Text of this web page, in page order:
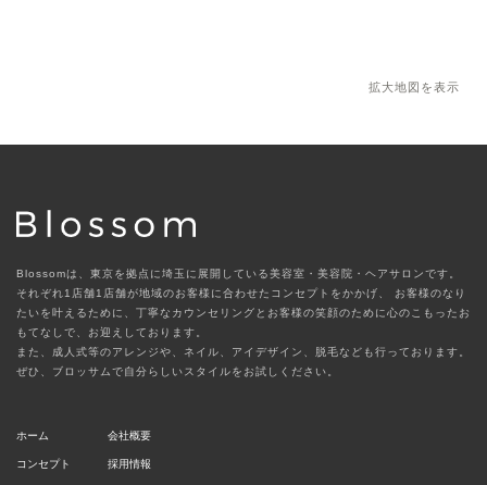
拡大地図を表示
Blossomは、東京を拠点に埼玉に展開している美容室・美容院・ヘアサロンです。
それぞれ1店舗1店舗が地域のお客様に合わせたコンセプトをかかげ、
お客様のなり
たいを叶えるために、丁寧なカウンセリングとお客様の笑顔のために心のこもったお
もてなしで、お迎えしております。
また、成人式等のアレンジや、ネイル、アイデザイン、脱毛なども行っております。
ぜひ、ブロッサムで自分らしいスタイルをお試しください。
ホーム
コンセプト
会社概要
採用情報